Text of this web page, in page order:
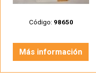
Código: 98650
Más información